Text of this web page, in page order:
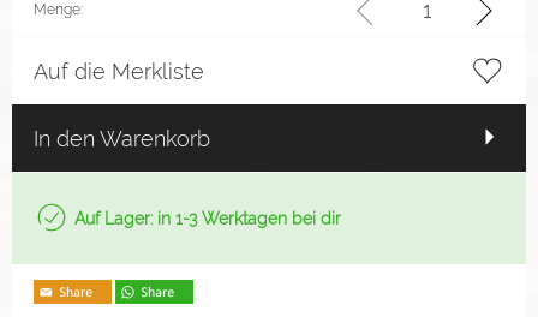
Menge:
Auf die Merkliste
In den Warenkorb
Auf Lager: in 1-3 Werktagen bei dir